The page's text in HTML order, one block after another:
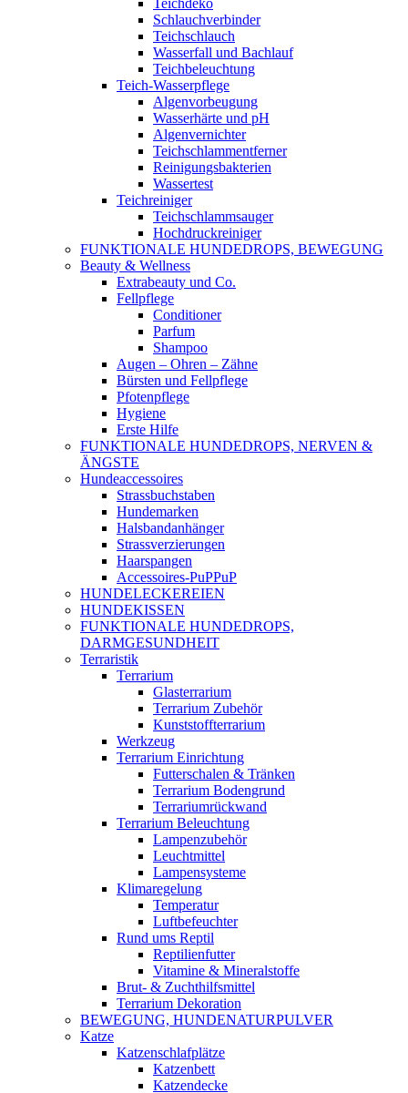
Teichdeko
Schlauchverbinder
Teichschlauch
Wasserfall und Bachlauf
Teichbeleuchtung
Teich-Wasserpflege
Algenvorbeugung
Wasserhärte und pH
Algenvernichter
Teichschlammentferner
Reinigungsbakterien
Wassertest
Teichreiniger
Teichschlammsauger
Hochdruckreiniger
FUNKTIONALE HUNDEDROPS, BEWEGUNG
Beauty & Wellness
Extrabeauty und Co.
Fellpflege
Conditioner
Parfum
Shampoo
Augen – Ohren – Zähne
Bürsten und Fellpflege
Pfotenpflege
Hygiene
Erste Hilfe
FUNKTIONALE HUNDEDROPS, NERVEN &
ÄNGSTE
Hundeaccessoires
Strassbuchstaben
Hundemarken
Halsbandanhänger
Strassverzierungen
Haarspangen
Accessoires-PuPPuP
HUNDELECKEREIEN
HUNDEKISSEN
FUNKTIONALE HUNDEDROPS,
DARMGESUNDHEIT
Terraristik
Terrarium
Glasterrarium
Terrarium Zubehör
Kunststoffterrarium
Werkzeug
Terrarium Einrichtung
Futterschalen & Tränken
Terrarium Bodengrund
Terrariumrückwand
Terrarium Beleuchtung
Lampenzubehör
Leuchtmittel
Lampensysteme
Klimaregelung
Temperatur
Luftbefeuchter
Rund ums Reptil
Reptilienfutter
Vitamine & Mineralstoffe
Brut- & Zuchthilfsmittel
Terrarium Dekoration
BEWEGUNG, HUNDENATURPULVER
Katze
Katzenschlafplätze
Katzenbett
Katzendecke